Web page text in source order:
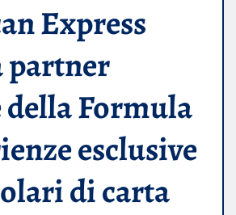
Express
partner
Formula
esclusive
di carta